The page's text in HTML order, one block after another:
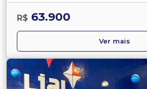
R$ 63.900
Ver mais